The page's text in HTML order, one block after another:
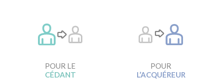
POUR LE
CÉDANT
POUR
L’ACQUÉREUR